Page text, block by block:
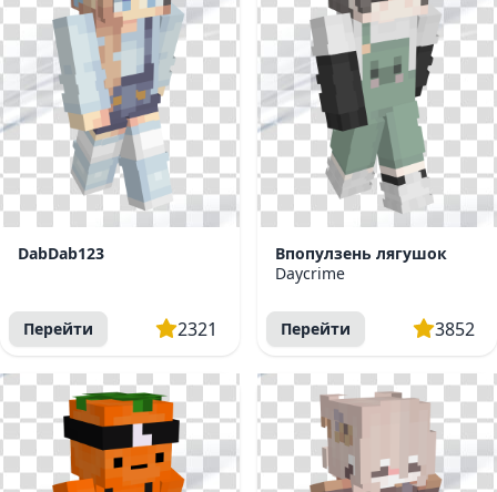
DabDab123
Перейти 2321
Впопулзень лягушок
Daycrime
Перейти 3852